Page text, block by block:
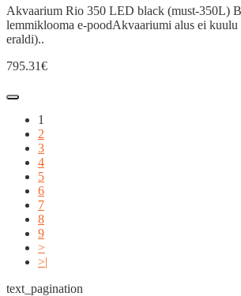
Akvaarium Rio 350 LED black (must-350L)
lemmiklooma e-poodAkvaariumi alus ei kuulu
eraldi)..
795.31€
1
2
3
4
5
6
7
8
9
>
>|
text_pagination